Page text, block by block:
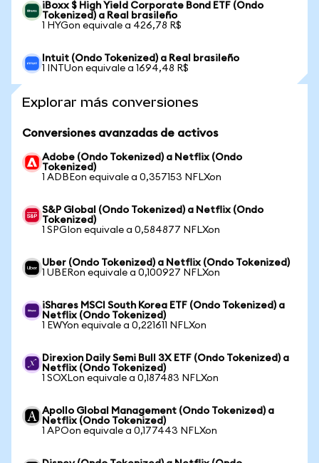
iBoxx $ High Yield Corporate Bond ETF (Ondo
Tokenized) a Real brasileño
1 HYGon equivale a 426,78 R$
Intuit (Ondo Tokenized) a Real brasileño
1 INTUon equivale a 1694,48 R$
Explorar más conversiones
Conversiones avanzadas de activos
Adobe (Ondo Tokenized) a Netflix (Ondo
Tokenized)
1 ADBEon equivale a 0,357153 NFLXon
S&P Global (Ondo Tokenized) a Netflix (Ondo
Tokenized)
1 SPGIon equivale a 0,584877 NFLXon
Uber (Ondo Tokenized) a Netflix (Ondo Tokenized)
1 UBERon equivale a 0,100927 NFLXon
iShares MSCI South Korea ETF (Ondo Tokenized) a
Netflix (Ondo Tokenized)
1 EWYon equivale a 0,221611 NFLXon
Direxion Daily Semi Bull 3X ETF (Ondo Tokenized) a
Netflix (Ondo Tokenized)
1 SOXLon equivale a 0,187483 NFLXon
Apollo Global Management (Ondo Tokenized) a
Netflix (Ondo Tokenized)
1 APOon equivale a 0,177443 NFLXon